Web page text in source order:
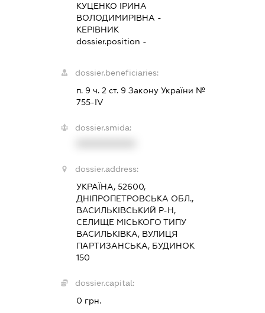
КУЦЕНКО ІРИНА
ВОЛОДИМИРІВНА -
КЕРІВНИК
dossier.position -
dossier.beneficiaries:
п. 9 ч. 2 ст. 9 Закону України №
755-IV
dossier.smida:
dossier.address:
УКРАЇНА, 52600,
ДНІПРОПЕТРОВСЬКА ОБЛ.,
ВАСИЛЬКІВСЬКИЙ Р-Н,
СЕЛИЩЕ МІСЬКОГО ТИПУ
ВАСИЛЬКІВКА, ВУЛИЦЯ
ПАРТИЗАНСЬКА, БУДИНОК
150
dossier.capital:
0 грн.